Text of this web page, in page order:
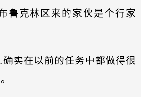
鲁克林区来的家伙是个行家
实在以前的任务中都做得很